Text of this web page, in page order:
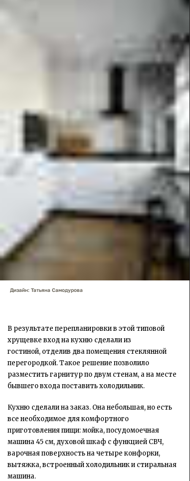
Дизайн: Татьяна Самодурова
В результате перепланировки в этой типовой
хрущевке вход на кухню сделали из
гостиной, отделив два помещения стеклянной
перегородкой. Такое решение позволило
разместить гарнитур по двум стенам, а на месте
бывшего входа поставить холодильник.
Кухню сделали на заказ. Она небольшая, но есть
все необходимое для комфортного
приготовления пищи: мойка, посудомоечная
машина 45 см, духовой шкаф с функцией СВЧ,
варочная поверхность на четыре конфорки,
вытяжка, встроенный холодильник и стиральная
машина.